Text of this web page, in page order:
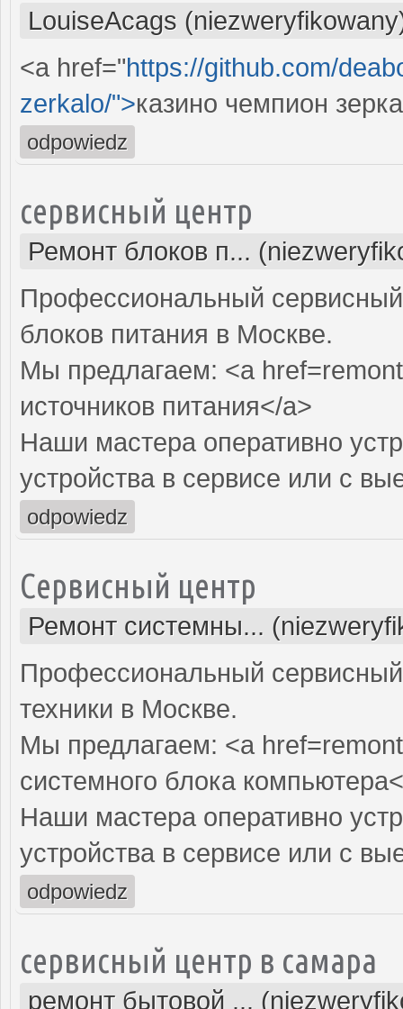
LouiseAcags
<a href="https://github.com/
zerkalo/">казино чемпион
odpowiedz
сервисный центр
Ремонт блоков п...
Профессиональный
блоков питания в Москве.
Мы предлагаем: <a
источников питания</a>
Наши мастера оперативно
устройства в сервисе или с
odpowiedz
Сервисный центр
Ремонт системны...
Профессиональный
техники в Москве.
Мы предлагаем: <a
системного блока
Наши мастера оперативно
устройства в сервисе или с
odpowiedz
сервисный центр в самара
ремонт бытовой ...